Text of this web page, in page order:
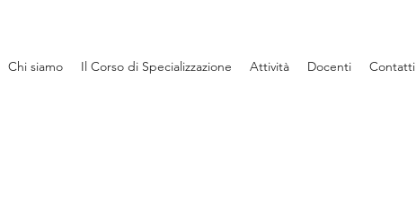
Chi siamo Il Corso di Specializzazione Attività Docenti Contatti